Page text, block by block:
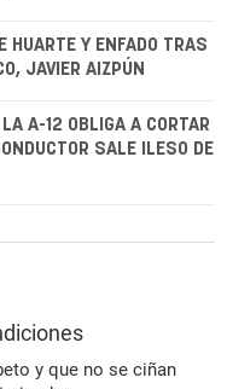
HUARTE Y ENFADO TRAS
JAVIER AIZPÚN
A-12 OBLIGA A CORTAR
SALE ILESO DE
y que no se ciñan